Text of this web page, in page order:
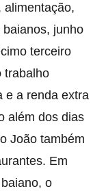
alimentação,
junho
terceiro
trabalho
e a renda extra
além dos dias
João também
Em
o